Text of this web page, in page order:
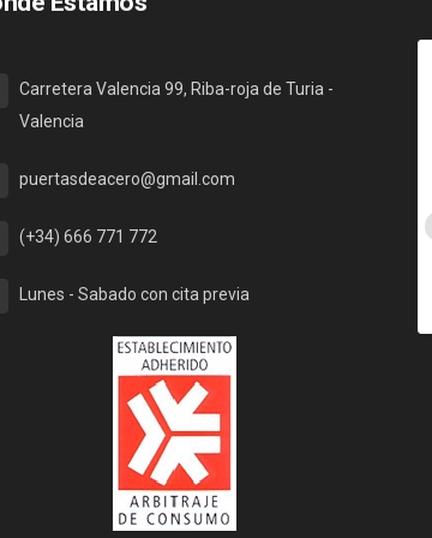
Carretera Valencia 99, Riba-roja de Turia -
Valencia
puertasdeacero@gmail.com
(+34) 666 771 772
Lunes - Sabado con cita previa